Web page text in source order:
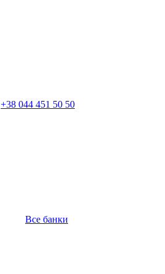
+38 044 451 50 50
Все банки